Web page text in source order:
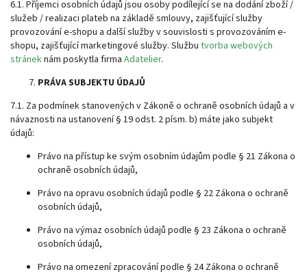
6.1. Příjemci osobních údajů jsou osoby podílející se na dodání zboží /
služeb / realizaci plateb na základě smlouvy, zajišťující služby
provozování e-shopu a další služby v souvislosti s provozováním e-
shopu, zajišťující marketingové služby. Službu tvorba webových
stráneknám poskytla firma Adatelier.
PRÁVA SUBJEKTU ÚDAJŮ
7.1. Za podmínek stanovených v Zákoně o ochraně osobních údajů a v
návaznosti na ustanovení § 19 odst. 2 písm. b) máte jako subjekt
údajů:
Právo na přístup ke svým osobním údajům podle § 21 Zákona o
ochraně osobních údajů,
Právo na opravu osobních údajů podle § 22 Zákona o ochraně
osobních údajů,
Právo na výmaz osobních údajů podle § 23 Zákona o ochraně
osobních údajů,
Právo na omezení zpracování podle § 24 Zákona o ochraně